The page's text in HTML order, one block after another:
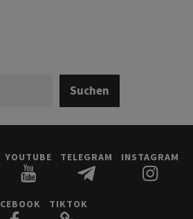
Suchen
YOUTUBE TELEGRAM INSTAGRAM
TIKTOK